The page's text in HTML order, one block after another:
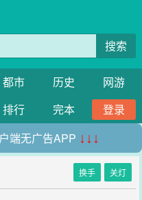
搜索
都市 历史
网游
排行 完本
登录
端无广告APP ↓↓↓
换手 关灯